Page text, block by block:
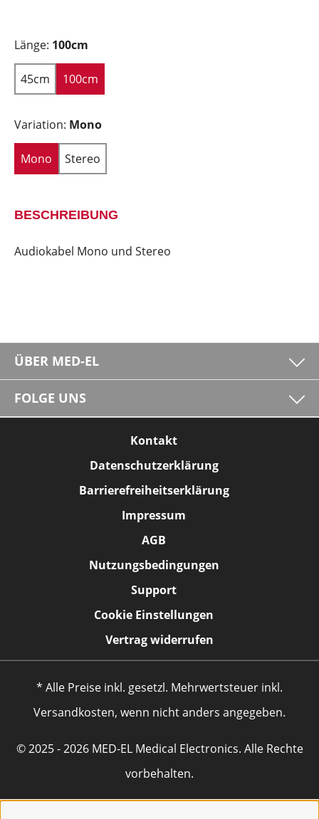
Länge: 100cm
45cm 100cm
Variation: Mono
Mono Stereo
BESCHREIBUNG
Audiokabel Mono und Stereo
ÜBER MED-EL
FOLGE UNS
Kontakt
Datenschutzerklärung
Barrierefreiheitserklärung
Impressum
AGB
Nutzungsbedingungen
Support
Cookie Einstellungen
Vertrag widerrufen
* Alle Preise inkl. gesetzl. Mehrwertsteuer inkl.
Versandkosten, wenn nicht anders angegeben.
© 2025 - 2026 MED-EL Medical Electronics. Alle Rechte
vorbehalten.